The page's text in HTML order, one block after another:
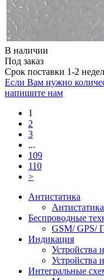
В наличии
Под заказ
Срок поставки 1-2
Если Вам нужно
напишите нам
1
2
3
...
109
110
>
Антистатика
Антистатика
Беспроводные
GSM/ GPS/
Индикация
Устройства
Устройства
Интегральные